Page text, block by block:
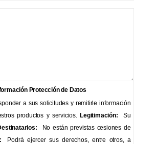
Protección de Datos
a sus solicitudes y remitirle información
productos y servicios. Legitimación:
Su
No están previstas cesiones de
Podrá ejercer sus derechos, entre otros, a